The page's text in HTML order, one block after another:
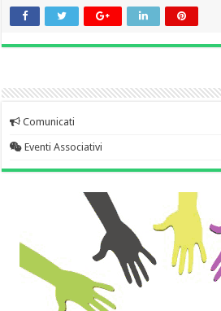
Comunicati
Eventi Associativi